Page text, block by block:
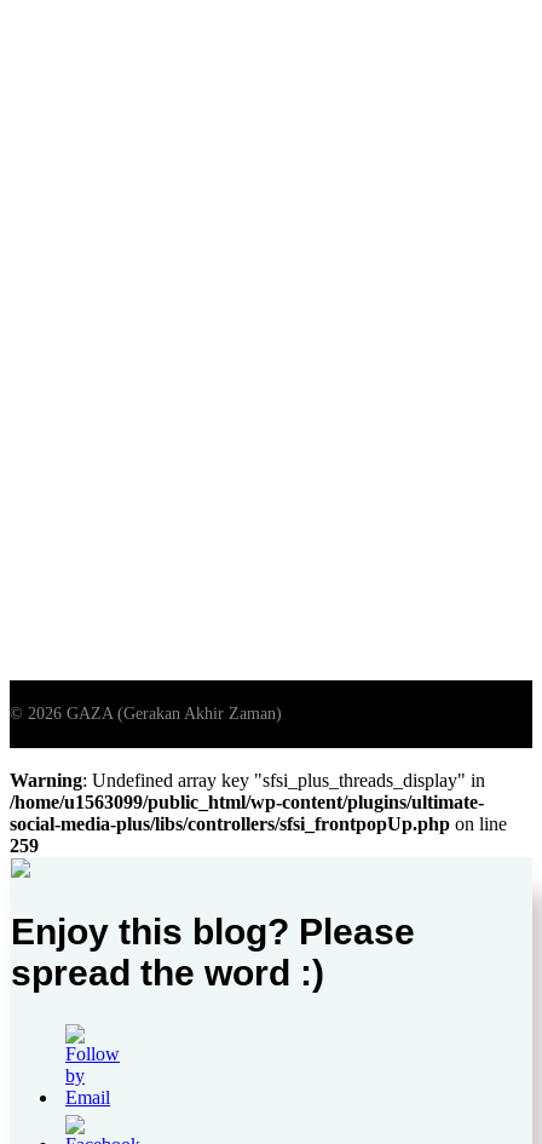
Warning: Undefined array key "sfsi_plus_threads_display" in
/home/u1563099/public_html/wp-content/plugins/ultimate-
social-media-plus/libs/controllers/sfsi_frontpopUp.php on line
259
Enjoy this blog? Please
spread the word :)